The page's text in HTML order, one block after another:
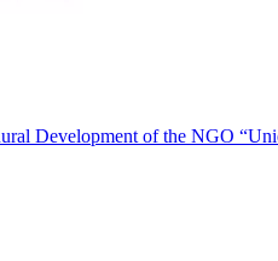
Development of the NGO